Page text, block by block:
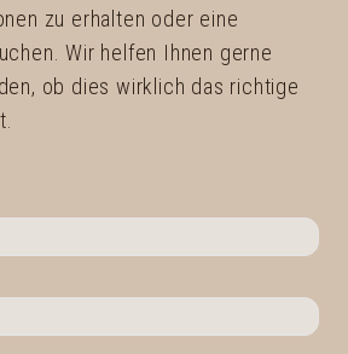
zu erhalten oder eine
Wir helfen Ihnen gerne
ob dies wirklich das richtige